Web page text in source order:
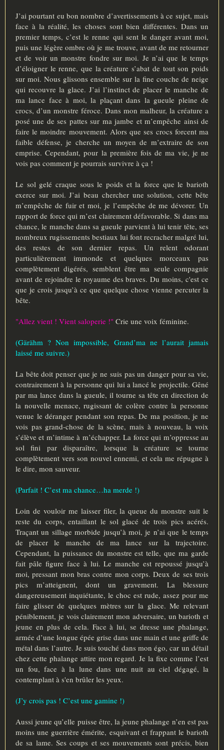
J’ai pourtant eu bon nombre d’avertissements à ce sujet, mais
face à la réalité, les choses sont bien différentes. Dans un
premier temps, c’est le renne qui sent le danger avant moi,
puis une légère ombre où je me trouve, avant de me retourner
et de voir un monstre fondre sur moi. Je n’ai que le temps
d’éloigner le renne, que la créature s’abat de tout son poids
sur moi. Nous glissons ensemble sur la fine couche de neige
qui recouvre la glace. J’ai l’instinct de placer le manche de
ma lance face à moi, la plaçant dans la gueule pleine de
crocs, d’un monstre féroce. Dans mon malheur, la créature a
posé une de ses pattes sur ma jambe et m’empêche ainsi de
faire le moindre mouvement. Alors que ses crocs forcent ma
faible défense, je cherche un moyen de m’extraire de son
emprise. Cependant, pour la première fois de ma vie, je ne
vois pas comment je pourrais survivre à ça !
Le sol gelé craque sous le poids et la force que le barioth
exerce sur moi. J’ai beau chercher une solution, cette bête
m’empêche de fuir et moi, je l’empêche de me dévorer. Un
rapport de force qui m’est clairement défavorable. Si dans ma
chance, le manche dans sa gueule parvient à lui tenir tête, ses
nombreux rugissements bestiaux lui font recracher malgré lui,
des restes de son dernier repas. Un relent odorant
particulièrement immonde et quelques morceaux pas
complètement digérés, semblent être ma seule compagnie
avant de rejoindre le royaume des braves. Du moins, c'est ce
que je crois jusqu’à ce que quelque chose vienne percuter la
bête.
"Allez vient ! Vient saloperie !" Crie une voix féminine.
(Gärähm ? Non impossible, Grand’ma ne l’aurait jamais
laissé me suivre.)
La bête doit penser que je ne suis pas un danger pour sa vie,
contrairement à la personne qui lui a lancé le projectile. Gêné
par ma lance dans la gueule, il tourne sa tête en direction de
la nouvelle menace, rugissant de colère contre la personne
venue le déranger pendant son repas. De ma position, je ne
vois pas grand-chose de la scène, mais à nouveau, la voix
s’élève et m’intime à m’échapper. La force qui m’oppresse au
sol fini par disparaître, lorsque la créature se tourne
complètement vers son nouvel ennemi, et cela me répugne à
le dire, mon sauveur.
(Parfait ! C’est ma chance…ha merde !)
Loin de vouloir me laisser filer, la queue du monstre suit le
reste du corps, entaillant le sol glacé de trois pics acérés.
Traçant un sillage morbide jusqu’à moi, je n’ai que le temps
de placer le manche de ma lance sur la trajectoire.
Cependant, la puissance du monstre est telle, que ma garde
fait pâle figure face à lui. Le manche est repoussé jusqu’à
moi, pressant mon bras contre mon corps. Deux de ses trois
pics m’atteignent, dont un gravement. La blessure
dangereusement inquiétante, le choc est rude, assez pour me
faire glisser de quelques mètres sur la glace. Me relevant
péniblement, je vois clairement mon adversaire, un barioth et
jeune en plus de cela. Face à lui, se dresse une phalange,
armée d’une longue épée grise dans une main et une griffe de
métal dans l’autre. Je suis touché dans mon égo, car un détail
chez cette phalange attire mon regard. Je la fixe comme l’est
un fou, face à la lune dans une nuit au ciel dégagé, la
contemplant à s'en brûler les yeux.
(J’y crois pas ! C’est une gamine !)
Aussi jeune qu’elle puisse être, la jeune phalange n’en est pas
moins une guerrière émérite, esquivant et frappant le barioth
de sa lame. Ses coups et ses mouvements sont précis, bien